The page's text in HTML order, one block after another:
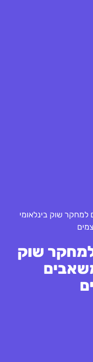
למחקר שוק בינלאומי
שוק